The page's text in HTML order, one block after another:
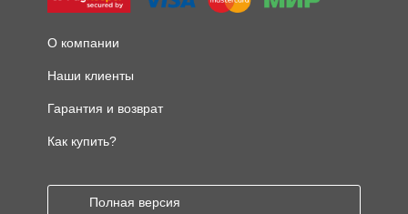
О компании
Наши клиенты
Гарантия и возврат
Как купить?
Полная версия